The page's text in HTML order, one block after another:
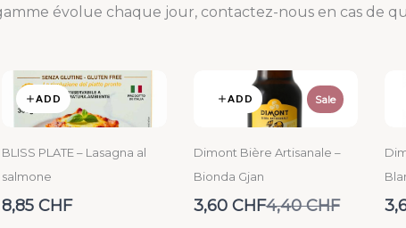
évolue chaque jour, contactez-nous en cas de
ADD
BLISS PLATE – Lasagna al
salmone
8,85 CHF
ADD Sale
Dimont Bière Artisanale –
Bionda Gjan
3,60 CHFCompare
4,40 CHF